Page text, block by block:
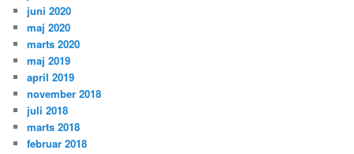
juni 2020
maj 2020
marts 2020
maj 2019
april 2019
november 2018
juli 2018
marts 2018
februar 2018